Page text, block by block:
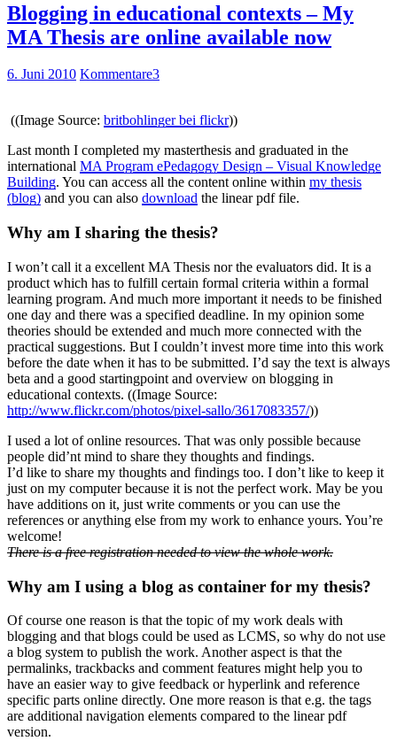
Blogging in educational contexts – My
MA Thesis are online available now
6. Juni 2010 Kommentare3
((Image Source: britbohlinger bei flickr))
Last month I completed my masterthesis and graduated in the
international MA Program ePedagogy Design – Visual Knowledge
Building. You can access all the content online within my thesis
(blog) and you can also download the linear pdf file.
Why am I sharing the thesis?
I won’t call it a excellent MA Thesis nor the evaluators did. It is a
product which has to fulfill certain formal criteria within a formal
learning program. And much more important it needs to be finished
one day and there was a specified deadline. In my opinion some
theories should be extended and much more connected with the
practical suggestions. But I couldn’t invest more time into this work
before the date when it has to be submitted. I’d say the text is always
beta and a good startingpoint and overview on blogging in
educational contexts. ((Image Source:
http://www.flickr.com/photos/pixel-sallo/3617083357/))
I used a lot of online resources. That was only possible because
people did’nt mind to share they thoughts and findings.
I’d like to share my thoughts and findings too. I don’t like to keep it
just on my computer because it is not the perfect work. May be you
have additions on it, just write comments or you can use the
references or anything else from my work to enhance yours. You’re
welcome!
There is a free registration needed to view the whole work.
Why am I using a blog as container for my thesis?
Of course one reason is that the topic of my work deals with
blogging and that blogs could be used as LCMS, so why do not use
a blog system to publish the work. Another aspect is that the
permalinks, trackbacks and comment features might help you to
have an easier way to give feedback or hyperlink and reference
specific parts online directly. One more reason is that e.g. the tags
are additional navigation elements compared to the linear pdf
version.